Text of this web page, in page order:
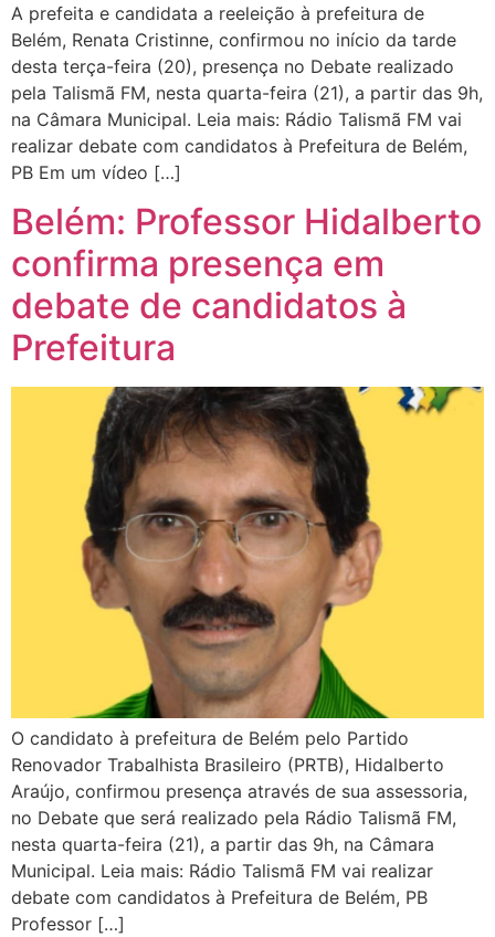
A prefeita e candidata a reeleição à prefeitura de
Belém, Renata Cristinne, confirmou no início da tarde
desta terça-feira (20), presença no Debate realizado
pela Talismã FM, nesta quarta-feira (21), a partir das 9h,
na Câmara Municipal. Leia mais: Rádio Talismã FM vai
realizar debate com candidatos à Prefeitura de Belém,
PB Em um vídeo […]
Belém: Professor Hidalberto
confirma presença em
debate de candidatos à
Prefeitura
O candidato à prefeitura de Belém pelo Partido
Renovador Trabalhista Brasileiro (PRTB), Hidalberto
Araújo, confirmou presença através de sua assessoria,
no Debate que será realizado pela Rádio Talismã FM,
nesta quarta-feira (21), a partir das 9h, na Câmara
Municipal. Leia mais: Rádio Talismã FM vai realizar
debate com candidatos à Prefeitura de Belém, PB
Professor […]